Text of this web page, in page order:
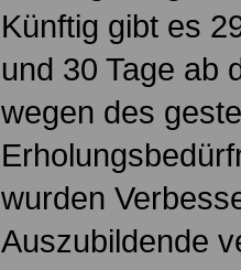
Künftig gibt es
und 30 Tage ab
wegen des
wurden
Auszubildende